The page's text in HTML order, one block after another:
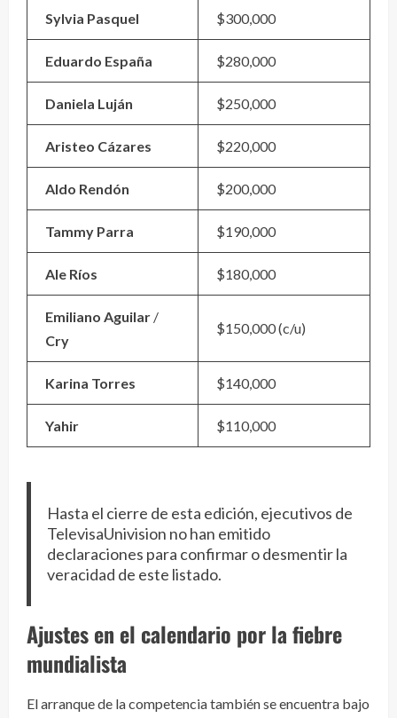
Sylvia Pasquel $300,000
Eduardo España $280,000
Daniela Luján $250,000
Aristeo Cázares $220,000
Aldo Rendón $200,000
Tammy Parra $190,000
Ale Ríos $180,000
Emiliano Aguilar /
Cry
$150,000 (c/u)
Karina Torres $140,000
Yahir $110,000
Hasta el cierre de esta edición, ejecutivos de
TelevisaUnivision no han emitido
declaraciones para confirmar o desmentir la
veracidad de este listado.
Ajustes en el calendario por la fiebre
mundialista
El arranque de la competencia también se encuentra bajo